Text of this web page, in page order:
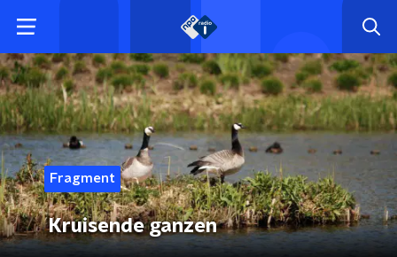
Fragment
Kruisende ganzen